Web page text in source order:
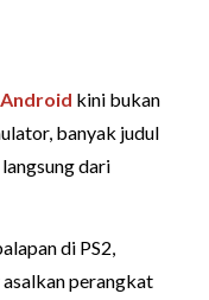
Android kini bukan
banyak judul
dari
di PS2,
asalkan perangkat